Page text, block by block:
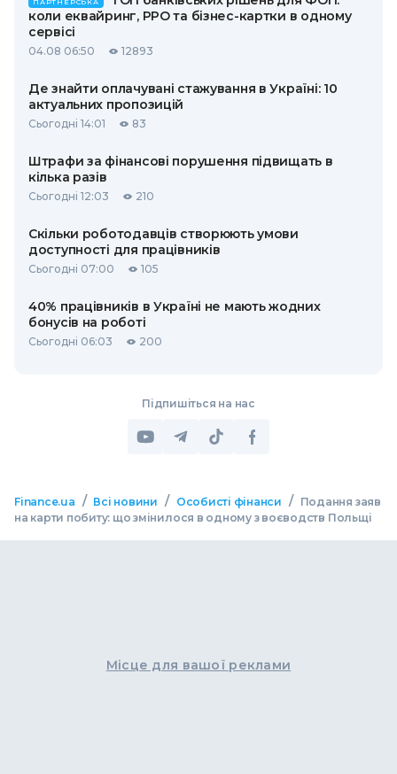
ПАРТНЕРСЬКА
коли еквайринг, РРО та бізнес-картки в одному
сервісі
04.08 06:50 12893
Де знайти оплачувані стажування в Україні: 10
актуальних пропозицій
Сьогодні 14:01 83
Штрафи за фінансові порушення підвищать в
кілька разів
Сьогодні 12:03 210
Скільки роботодавців створюють умови
доступності для працівників
Сьогодні 07:00 105
40% працівників в Україні не мають жодних
бонусів на роботі
Сьогодні 06:03 200
Підпишіться на нас
Finance.ua / Всі новини / Особисті фінанси /
Подання заяв
на карти побиту: що змінилося в одному з воєводств Польщі
Місце для вашої реклами